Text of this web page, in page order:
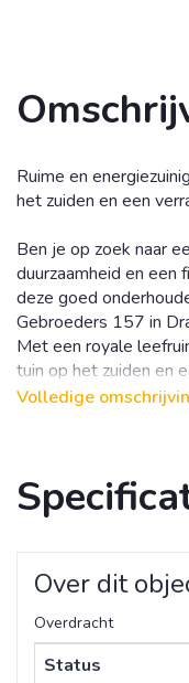
Ruime en
het zuiden en een
Ben je op zoek naar
duurzaamheid en een
deze goed
Gebroeders 157 in
Met een royale
tuin op het zuiden en
woning alles wat je
een fijne plek om
te praten. Centraal in
van een vernieuwde
nieuwe vaatwasser
sfeervolle
van de woning.
Volledige
Over dit
Overdracht
Status